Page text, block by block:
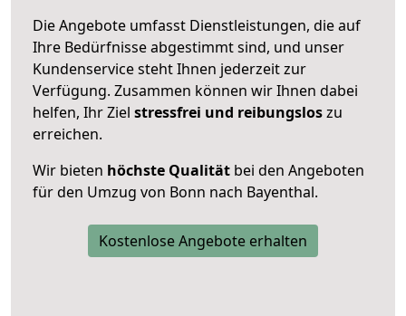
Die Angebote umfasst Dienstleistungen, die auf
Ihre Bedürfnisse abgestimmt sind, und unser
Kundenservice steht Ihnen jederzeit zur
Verfügung. Zusammen können wir Ihnen dabei
helfen, Ihr Ziel stressfrei und reibungsloszu
erreichen.
Wir bieten höchste Qualität bei den Angeboten
für den Umzug von Bonn nach Bayenthal.
Kostenlose Angebote erhalten